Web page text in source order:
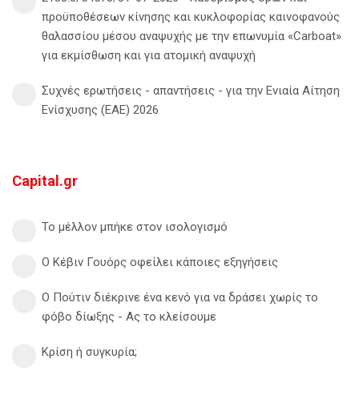
προϋποθέσεων κίνησης και κυκλοφορίας καινοφανούς
θαλασσίου μέσου αναψυχής με την επωνυμία «Carboat»
για εκμίσθωση και για ατομική αναψυχή
Συχνές ερωτήσεις - απαντήσεις - για την Ενιαία Αίτηση
Ενίσχυσης (ΕΑΕ) 2026
Capital.gr
Το μέλλον μπήκε στον ισολογισμό
Ο Κέβιν Γουόρς οφείλει κάποιες εξηγήσεις
Ο Πούτιν διέκρινε ένα κενό για να δράσει χωρίς το
φόβο δίωξης - Ας το κλείσουμε
Κρίση ή συγκυρία;